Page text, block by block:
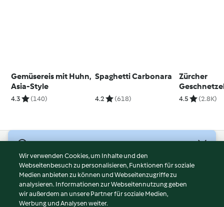
Gemüsereis mit Huhn,
Asia-Style
4.3 (140)
Spaghetti Carbonara
4.2 (618)
Zürcher
Kartoffeln
4.5 (2.8K)
Nutzungsbedingungen
Datenschutzrichtlinien
Disclaimer
Wir verwenden Cookies, um Inhalte und den
Webseitenbesuch zu personalisieren, Funktionen für soziale
Medien anbieten zu können und Webseitenzugriffe zu
analysieren. Informationen zur Webseitennutzung geben
wir außerdem an unsere Partner für soziale Medien,
Werbung und Analysen weiter.